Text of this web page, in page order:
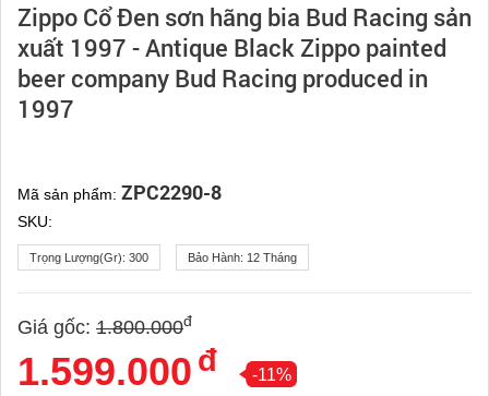
Zippo Cổ Đen sơn hãng bia Bud Racing sản
xuất 1997 - Antique Black Zippo painted
beer company Bud Racing produced in
1997
Mã sản phẩm: ZPC2290-8
SKU:
Trọng Lượng(gr): 300 Bảo Hành: 12 Tháng
Giá gốc: 1.800.000đ
1.599.000 đ -11%